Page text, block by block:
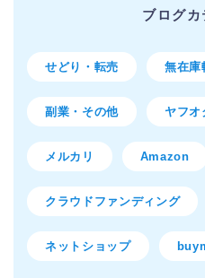
ブログ
せどり・転売 無在庫
副業・その他 ヤフオ
メルカリ Amazon
クラウドファンディング
ネットショップ